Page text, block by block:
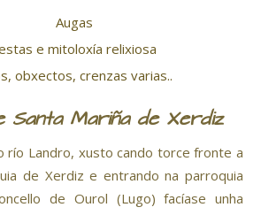
Augas
e mitoloxía relixiosa
obxectos, crenzas varias..
Mariña de Xerdiz
río Landro, xusto cando torce fronte a
de Xerdiz e entrando na parroquia
de Ourol (Lugo) facíase unha